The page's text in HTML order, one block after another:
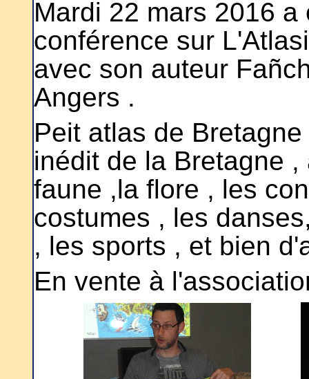
Mardi 22 mars 2016
conférence sur
avec son auteur
Angers .
Peit atlas de
inédit de la Bretagne
faune ,la flore , les
costumes , les
, les sports , et bien
En vente à